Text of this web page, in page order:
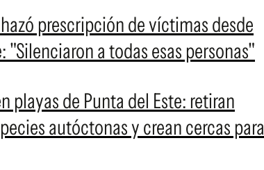
prescripción de víctimas desde
"Silenciaron a todas esas personas"
playas de Punta del Este: retiran
autóctonas y crean cercas para